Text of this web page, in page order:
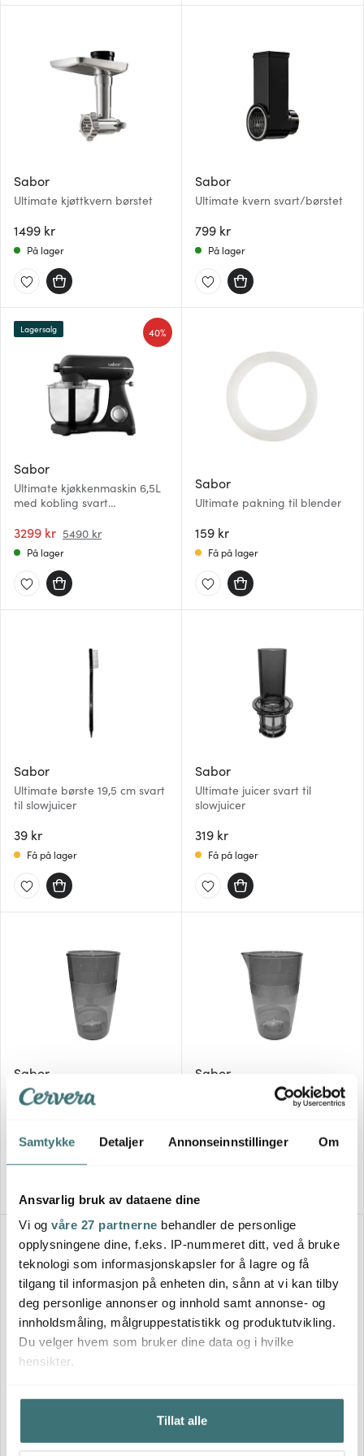
Samtykke Detaljer Annonseinnstillinger Om
Ansvarlig bruk av dataene dine
Vi og våre 27 partnerne behandler de personlige
opplysningene dine, f.eks. IP-nummeret ditt, ved å bruke
teknologi som informasjonskapsler for å lagre og få
tilgang til informasjon på enheten din, sånn at vi kan tilby
deg personlige annonser og innhold samt annonse- og
innholdsmåling, målgruppestatistikk og produktutvikling.
Du velger hvem som bruker dine data og i hvilke
hensikter.
Hvis du gir oss lov, vil vi også gjerne:
Innhente informasjon om den geografiske
beliggenheten din, som kan være nøyaktig innenfor
Tillat alle
Sabor
Ultimate kjøttkvern børstet
1499 kr
På lager
Sabor
Ultimate kvern svart/børstet
799 kr
På lager
Sabor
Ultimate kjøkkenmaskin 6,5L
med kobling svart
3299 kr 5490 kr
40%
Lagersalg
På lager
Sabor
Ultimate pakning til blender
159 kr
Få på lager
Sabor
Ultimate børste 19,5 cm svart
til slowjuicer
39 kr
Få på lager
Sabor
Ultimate juicer svart til
slowjuicer
319 kr
Få på lager
Sabor
Ultimate restbeholder 0,4L til
slowjuicer
99 kr
Sabor
Ultimate juicebeholder 0,5L
99 kr
Ultimate
159 kr 255 kr 319 kr